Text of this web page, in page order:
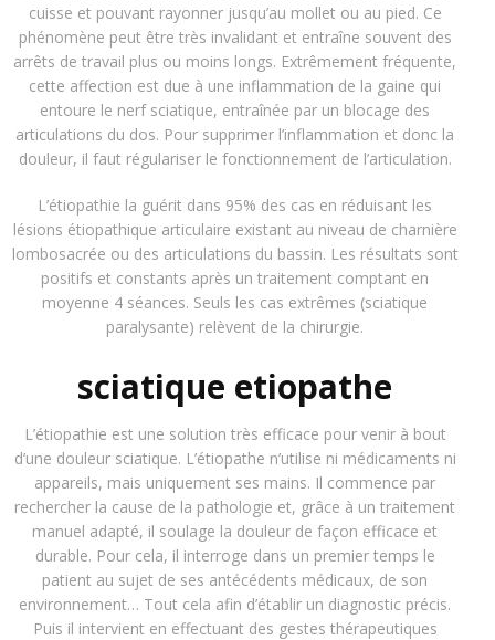
cuisse et pouvant rayonner jusqu’au mollet ou au pied. Ce
phénomène peut être très invalidant et entraîne souvent des
arrêts de travail plus ou moins longs. Extrêmement fréquente,
cette affection est due à une inflammation de la gaine qui
entoure le nerf sciatique, entraînée par un blocage des
articulations du dos. Pour supprimer l’inflammation et donc la
douleur, il faut régulariser le fonctionnement de l’articulation.
L’étiopathie la guérit dans 95% des cas en réduisant les
lésions étiopathique articulaire existant au niveau de charnière
lombosacrée ou des articulations du bassin. Les résultats sont
positifs et constants après un traitement comptant en
moyenne 4 séances. Seuls les cas extrêmes (sciatique
paralysante) relèvent de la chirurgie.
sciatique etiopathe
L’étiopathie est une solution très efficace pour venir à bout
d’une douleur sciatique. L’étiopathe n’utilise ni médicaments ni
appareils, mais uniquement ses mains. Il commence par
rechercher la cause de la pathologie et, grâce à un traitement
manuel adapté, il soulage la douleur de façon efficace et
durable. Pour cela, il interroge dans un premier temps le
patient au sujet de ses antécédents médicaux, de son
environnement… Tout cela afin d’établir un diagnostic précis.
Puis il intervient en effectuant des gestes thérapeutiques